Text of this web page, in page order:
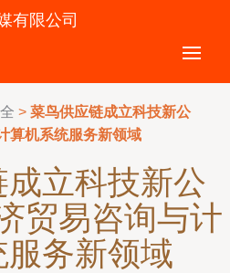
有限公司
> 菜鸟供应链成立科技新公
算机系统服务新领域
立科技新公
贸易咨询与计
务新领域